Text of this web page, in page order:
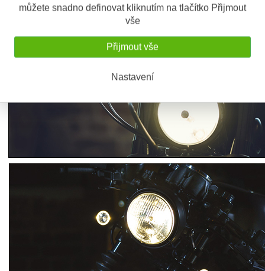
můžete snadno definovat kliknutím na tlačítko Přijmout
vše
Přijmout vše
Nastavení